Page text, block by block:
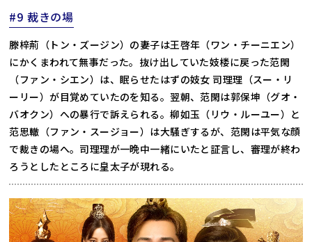
#9 裁きの場
滕梓荊（トン・ズージン）の妻子は王啓年（ワン・チーニエン）
にかくまわれて無事だった。抜け出していた妓楼に戻った范閑
（ファン・シエン）は、眠らせたはずの妓女 司理理（スー・リ
ーリー）が目覚めていたのを知る。翌朝、范閑は郭保坤（グオ・
バオクン）への暴行で訴えられる。柳如玉（リウ・ルーユー）と
范思轍（ファン・スージョー）は大騒ぎするが、范閑は平気な顔
で裁きの場へ。司理理が一晩中一緒にいたと証言し、審理が終わ
ろうとしたところに皇太子が現れる。